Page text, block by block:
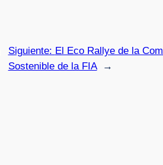
Siguiente: El Eco Rallye de la
Sostenible de la FIA
→